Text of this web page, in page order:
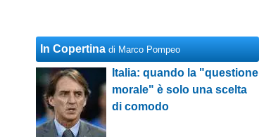
In Copertina di Marco Pompeo
Italia: quando la "questione
morale" è solo una scelta
di comodo